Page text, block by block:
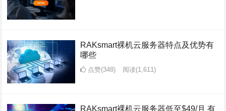
RAKsmart裸机云服务器特点及优势有
哪些
点赞(348) 阅读(1,611)
RAKsmart裸机云服务器低至$49/月 有